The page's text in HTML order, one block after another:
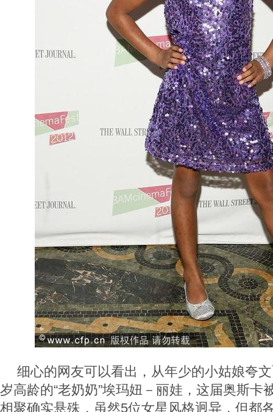
细心的网友可以看出，从年少的小姑娘夸
岁高龄的“老奶奶”埃玛妞－丽娃，这届奥斯卡
相聚确实悬殊，虽然5位女星风格迥异，但都